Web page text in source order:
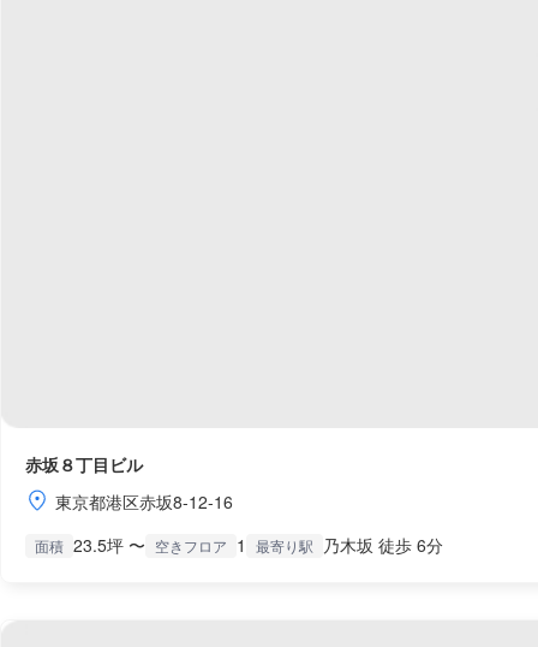
赤坂８丁目ビル
東京都港区赤坂8-12-16
面積 23.5坪 〜 空きフロア 1 最寄り駅 乃木坂 徒歩 6分